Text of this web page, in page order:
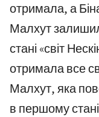
отримала, а
Малхут
стані «світ
отримала все
Малхут, яка
в першому